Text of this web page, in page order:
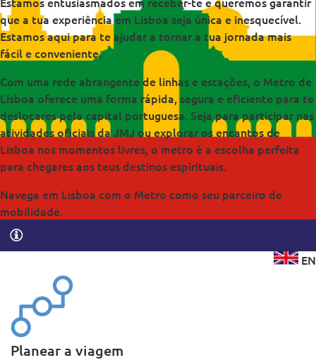
que a tua experiência em Lisboa seja única e inesquecível.
Estamos aqui para te ajudar a tornar a tua jornada mais
fácil e conveniente.
Com uma rede abrangente de linhas e estações, o Metro de
Lisboa oferece uma forma rápida, segura e eficiente para te
deslocares pela capital portuguesa. Seja para participar nas
atividades oficiais da JMJ ou explorar os encantos de
Lisboa nos momentos livres, o metro é a escolha perfeita
para chegares aos teus destinos espirituais.
Navega em Lisboa com o Metro como seu parceiro de
mobilidade.
EN
Planear a viagem